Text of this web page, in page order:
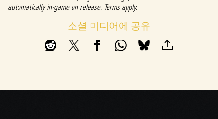
클릭
하면
에
automatically in-game on release. Terms apply.
소셜 미디어에 공유